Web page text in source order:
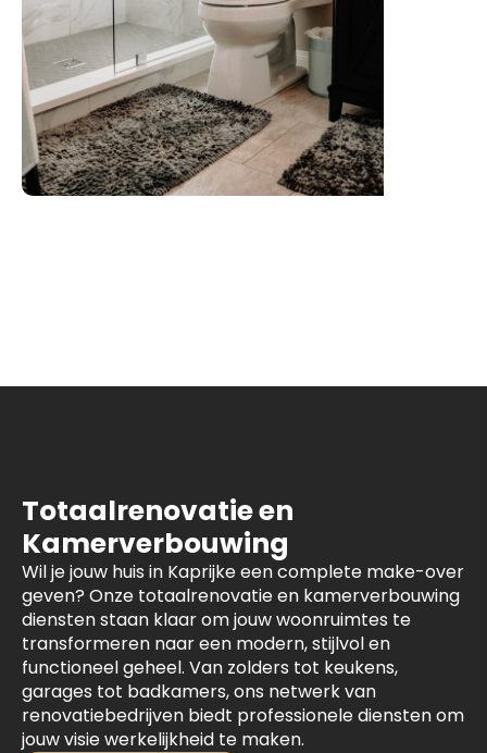
Totaalrenovatie en
Kamerverbouwing
Wil je jouw huis in Kaprijke een complete make-over
geven? Onze totaalrenovatie en kamerverbouwing
diensten staan klaar om jouw woonruimtes te
transformeren naar een modern, stijlvol en
functioneel geheel. Van zolders tot keukens,
garages tot badkamers, ons netwerk van
renovatiebedrijven biedt professionele diensten om
jouw visie werkelijkheid te maken.